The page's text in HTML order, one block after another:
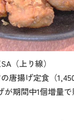
（上り線）
唐揚げ定食（1,450
が期間中1個増量